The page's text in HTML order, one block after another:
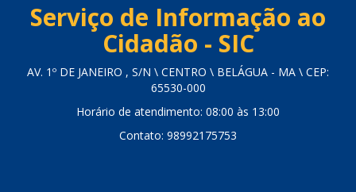
Serviço de Informação ao
Cidadão - SIC
AV. 1º DE JANEIRO , S/N \ CENTRO \ BELÁGUA - MA \ CEP:
65530-000
Horário de atendimento: 08:00 às 13:00
Contato: 98992175753